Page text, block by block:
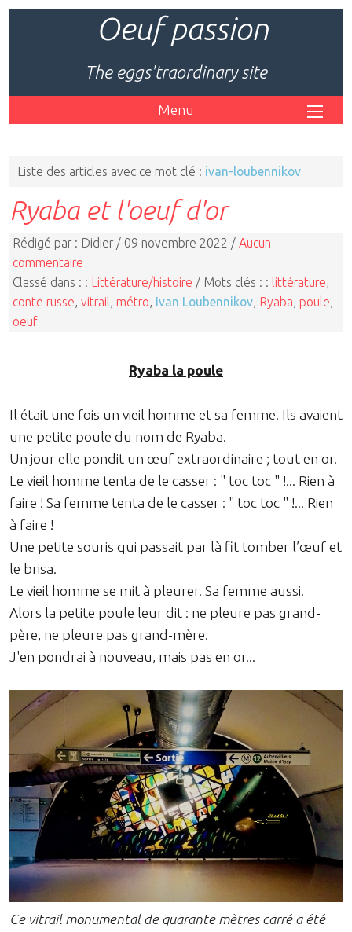
Oeuf passion
The eggs'traordinary site
Menu
Liste des articles avec ce mot clé : ivan-loubennikov
Ryaba et l'oeuf d'or
Rédigé par : Didier / 09 novembre 2022 / Aucun
commentaire
Classé dans : : Littérature/histoire / Mots clés : : littérature
conte russe vitrail métro Ivan Loubennikov Ryaba poule
oeuf
Ryaba la poule
Il était une fois un vieil homme et sa femme. Ils avaient
une petite poule du nom de Ryaba.
Un jour elle pondit un œuf extraordinaire ; tout en or.
Le vieil homme tenta de le casser : " toc toc " !... Rien à
faire ! Sa femme tenta de le casser : " toc toc " !... Rien
à faire !
Une petite souris qui passait par là fit tomber l’œuf et
le brisa.
Le vieil homme se mit à pleurer. Sa femme aussi.
Alors la petite poule leur dit : ne pleure pas grand-
père, ne pleure pas grand-mère.
J'en pondrai à nouveau, mais pas en or...
Ce vitrail monumental de quarante mètres carré a été